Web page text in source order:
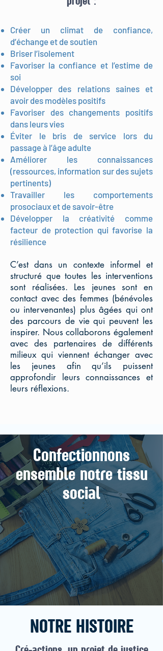
Créer un climat de confiance,
d’échange et de soutien
Briser l’isolement
Favoriser la confiance et l’estime de
soi
Développer des relations saines et
avoir des modèles positifs
Favoriser des changements positifs
dans leurs vies
Éviter le bris de service lors du
passage à l’âge adulte
Améliorer les connaissances
(ressources, information sur des sujets
pertinents)
Travailler les comportements
prosociaux et de savoir-être
Développer la créativité comme
facteur de protection qui favorise la
résilience
C’est dans un contexte informel et
structuré que toutes les interventions
sont réalisées. Les jeunes sont en
contact avec des femmes (bénévoles
ou intervenantes) plus âgées qui ont
des parcours de vie qui peuvent les
inspirer. Nous collaborons également
avec des partenaires de différents
milieux qui viennent échanger avec
les jeunes afin qu’ils puissent
approfondir leurs connaissances et
leurs réflexions.
Confectionnons
ensemble notre tissu
social
NOTRE HISTOIRE